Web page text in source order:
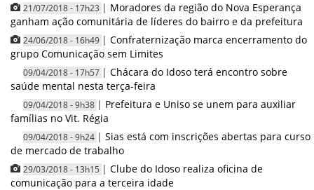
21/07/2018 - 17h23 | Moradores da região do Nova Esperança
ganham ação comunitária de líderes do bairro e da prefeitura
24/06/2018 - 16h49 | Confraternização marca encerramento do
grupo Comunicação sem Limites
09/04/2018 - 17h57 | Chácara do Idoso terá encontro sobre
saúde mental nesta terça-feira
09/04/2018 - 9h38 | Prefeitura e Uniso se unem para auxiliar
famílias no Vit. Régia
09/04/2018 - 9h24 | Sias está com inscrições abertas para curso
de mercado de trabalho
29/03/2018 - 13h15 | Clube do Idoso realiza oficina de
comunicação para a terceira idade